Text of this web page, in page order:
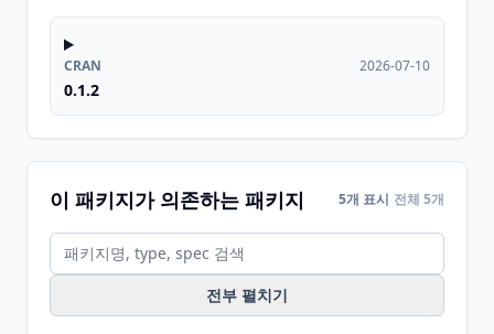
CRAN
0.1.2
2026-07-10
이 패키지가 의존하는 패키지 5개 표시 전체 5개
전부 펼치기